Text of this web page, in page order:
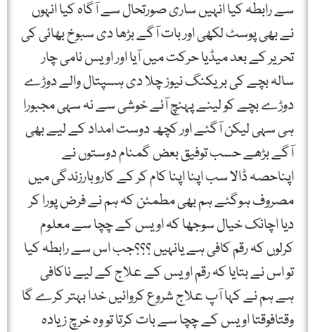
سے رابطہ کیا انہیں ساری صورتحال سے آگاہ کیا انہوں
نے بھی پوسٹ لکھی اور بات آگے بڑھا دی سبوخ بھائی کی
تحریر کے بعد میڈیا حرکت میں آیا اور اویس نامی چار
سالہ بچے کی بریکنگ نیوز چلا دی ہسپتال والے دوڑے
دوڑے بچے کو لینے پہنچ آئے خوشی سے نہ سہی مجبورا
ہی سہی لیکن آگئے اور کچھ دوست امداد کے لیے بھی
آگے بڑھے حسب توفیق بعض گمنام دوستوں نے
اپناحصہ ڈالا سب اپنا اپنا کام کر کے کاروبارزندگی میں
مصروف ہوگئے ہم بھی مطمئن کہ ہم نے فرض پورا کر
دیا اچانک خیال سوجھا کہ اویس کے چچا سے معلوم
کرلوں کہ رقم کافی ہے یانہیں ؟؟؟جب اس سے رابطہ کیا
تو اس نے بتایا کہ رقم اویس کے علاج کے لیے ناکافی
ہے ہم نے کہا آپ علاج شروع کروائیں خدا بہتر کرے گا
وقتافوقتا اویس کے چچا سے بات کرتا تو وہ خرچ زیادہ